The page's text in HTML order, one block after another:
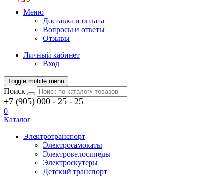
Меню
Доставка и оплата
Вопросы и ответы
Отзывы
Личный кабинет
Вход
Toggle mobile menu
Поиск
+7 (905) 000 - 25 - 25
0
Каталог
Электротранспорт
Электросамокаты
Электровелосипеды
Электроскутеры
Детский транспорт